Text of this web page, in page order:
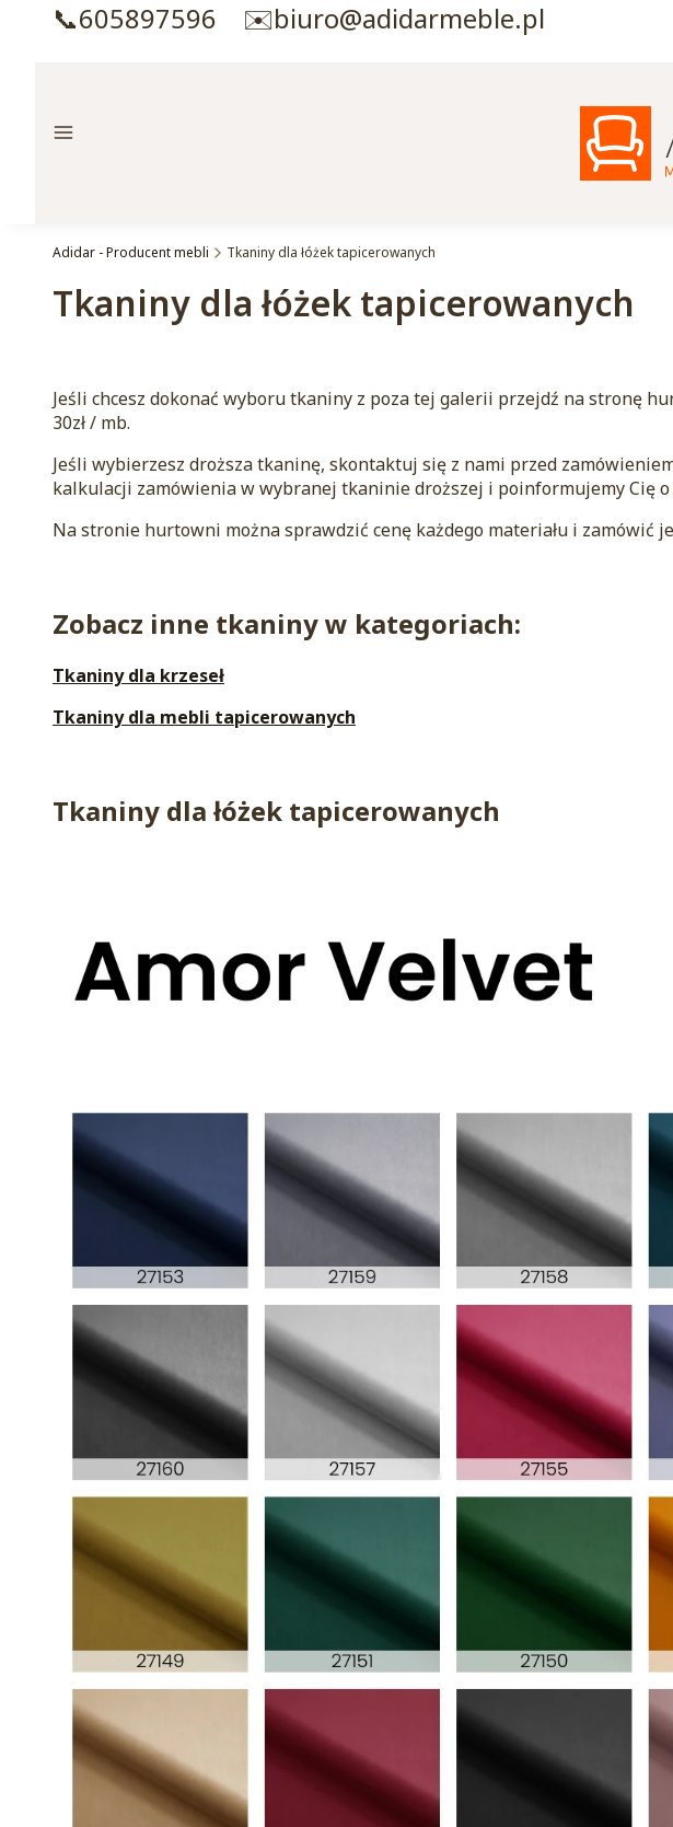
📞605897596 ✉️biuro@adidarmeble.pl
Menu
Adidar - Producent mebli Tkaniny dla łóżek tapicerowanych
Tkaniny dla łóżek tapicerowanych
Jeśli chcesz dokonać wyboru tkaniny z poza tej galerii przejdź na stronę
30zł / mb.
Jeśli wybierzesz droższa tkaninę, skontaktuj się z nami przed
kalkulacji zamówienia w wybranej tkaninie droższej i poinformujemy Cię o
Na stronie hurtowni można sprawdzić cenę każdego materiału i zamówić
Zobacz inne tkaniny w kategoriach:
Tkaniny dla krzeseł
Tkaniny dla mebli tapicerowanych
Tkaniny dla łóżek tapicerowanych